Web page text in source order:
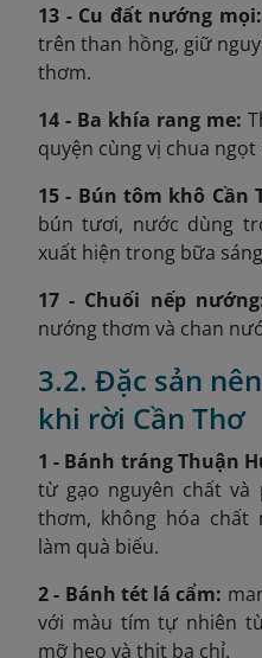
13 - Cu đất nướng mọi:
trên than hồng, giữ
thơm.
14 - Ba khía rang me:
quyện cùng vị chua ngọt
15 - Bún tôm khô Cần
bún tươi, nước dùng
xuất hiện trong bữa
17 - Chuối nếp
nướng thơm và chan
3.2. Đặc sản
khi rời Cần Thơ
1 - Bánh tráng Thuận
từ gạo nguyên chất và
thơm, không hóa chất
làm quà biếu.
2 - Bánh tét lá cẩm:
với màu tím tự nhiên
mỡ heo và thịt ba chỉ.